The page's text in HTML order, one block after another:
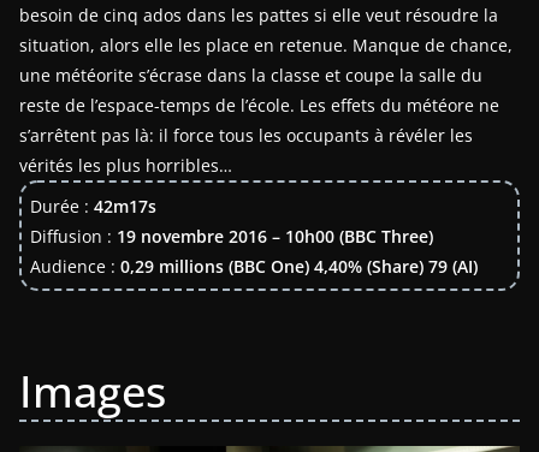
besoin de cinq ados dans les pattes si elle veut résoudre la
situation, alors elle les place en retenue. Manque de chance,
une météorite s’écrase dans la classe et coupe la salle du
reste de l’espace-temps de l’école. Les effets du météore ne
s’arrêtent pas là: il force tous les occupants à révéler les
vérités les plus horribles…
Durée : 42m17s
Diffusion : 19 novembre 2016 – 10h00 (BBC Three)
Audience : 0,29 millions (BBC One) 4,40% (Share) 79 (AI)
Images